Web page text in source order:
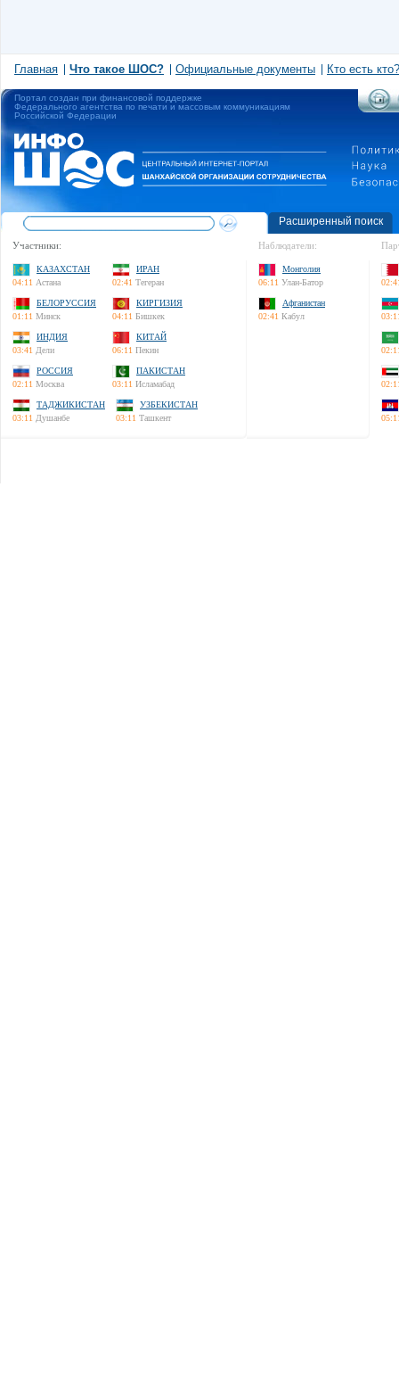
Главная Что такое ШОС? Официальные документы Кто есть кто?
Портал создан при финансовой поддержке
Федерального агентства по печати и массовым коммуникациям
Российской Федерации
Расширенный поиск
Участники:
КАЗАХСТАН
04:11 Астана
ИРАН
02:41 Тегеран
БЕЛОРУССИЯ
01:11 Минск
КИРГИЗИЯ
04:11 Бишкек
ИНДИЯ
03:41 Дели
КИТАЙ
06:11 Пекин
РОССИЯ
02:11 Москва
ПАКИСТАН
03:11 Исламабад
ТАДЖИКИСТАН
03:11 Душанбе
УЗБЕКИСТАН
03:11 Ташкент
Наблюдатели:
Монголия
06:11 Улан-Батор
Афганистан
02:41 Кабул